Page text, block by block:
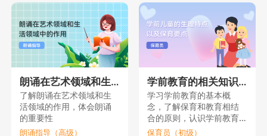
朗诵在艺术领域和生活领域中的作用
了解朗诵在艺术领域和生
活领域的作用，体会朗诵
的重要性
朗诵指导（高级）
学前教育的相关知识（一）
学习学前教育的基本概
念，了解保育和教育相结
合的原则，认识学前教育
的重要性。
保育员（初级）